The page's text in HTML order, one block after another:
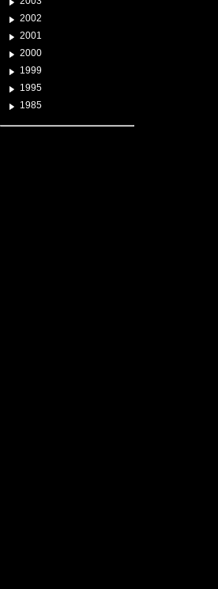
2002
2001
2000
1999
1995
1985